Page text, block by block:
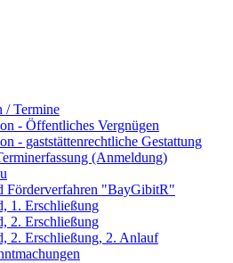
/ Termine
- Öffentliches Vergnügen
- gaststättenrechtliche Gestattung
(Anmeldung)
Förderverfahren "BayGibitR"
1. Erschließung
2. Erschließung
2. Erschließung, 2. Anlauf